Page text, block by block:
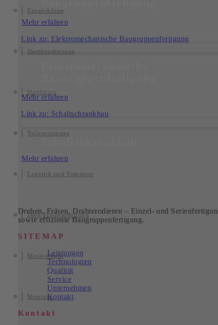
Entwicklung
Drehbearbeitung
Hartfräsen
Teilereinigung
Logistik und Transport
Dreh-Fräsbearbeitung
Messtechnik
Montage
Mehr erfahren
Link zu: Elektromechanische Baugruppenfertigung
Mehr erfahren
Link zu: Schaltschrankbau
Mehr erfahren
Drehen, Fräsen, Drahterodieren – Einzel- und
sowie effiziente Baugruppenfertigung.
SITEMAP
Leistungen
Technologien
Qualität
Service
Unternehmen
Kontakt
Kontakt